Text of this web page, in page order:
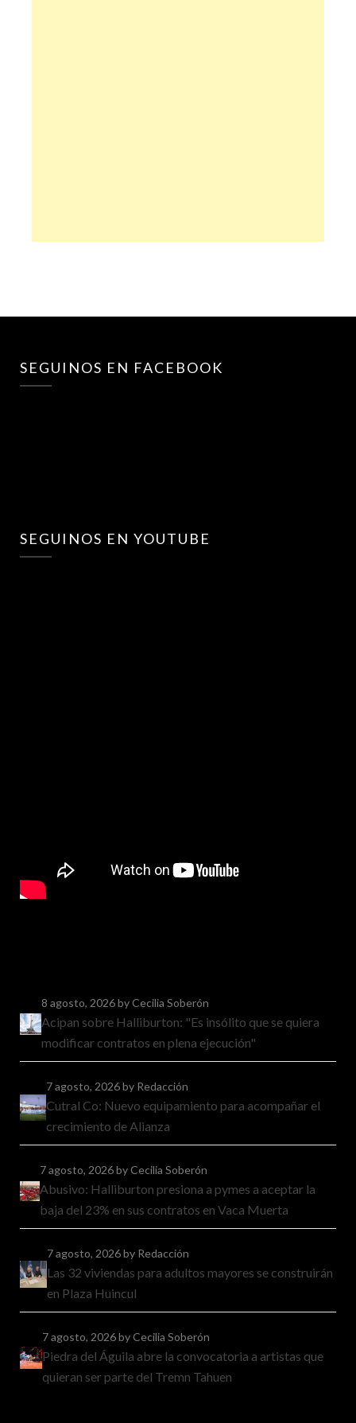
SEGUINOS EN FACEBOOK
SEGUINOS EN YOUTUBE
8 agosto, 2026by Cecilia Soberón
Acipan sobre Halliburton: "Es insólito que se quiera
modificar contratos en plena ejecución"
7 agosto, 2026by Redacción
Cutral Co: Nuevo equipamiento para acompañar el
crecimiento de Alianza
7 agosto, 2026by Cecilia Soberón
Abusivo: Halliburton presiona a pymes a aceptar la
baja del 23% en sus contratos en Vaca Muerta
7 agosto, 2026by Redacción
Las 32 viviendas para adultos mayores se construirán
en Plaza Huincul
7 agosto, 2026by Cecilia Soberón
Piedra del Águila abre la convocatoria a artistas que
quieran ser parte del Tremn Tahuen